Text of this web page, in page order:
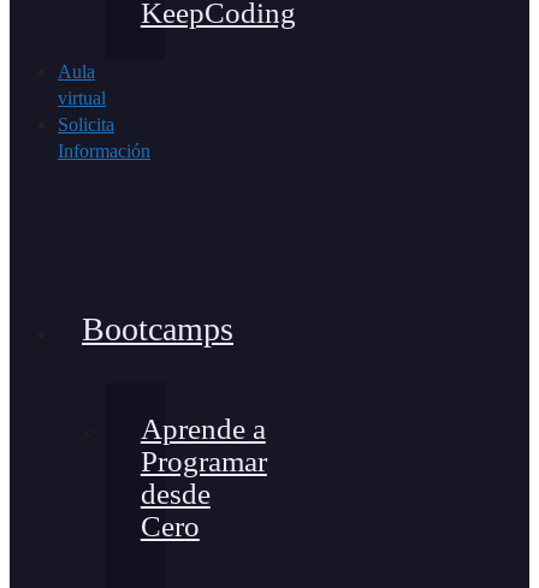
KeepCoding
Aula
virtual
Solicita
Información
Bootcamps
Aprende a
Programar
desde
Cero